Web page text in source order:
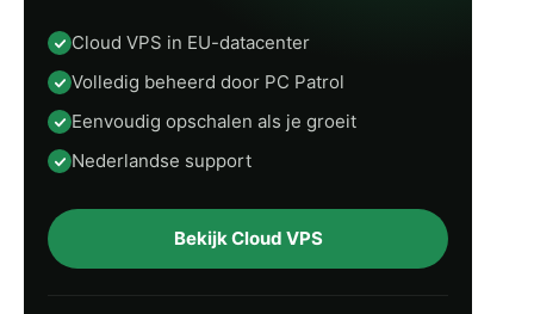
Cloud VPS in EU-datacenter
Volledig beheerd door PC Patrol
Eenvoudig opschalen als je groeit
Nederlandse support
Bekijk Cloud VPS